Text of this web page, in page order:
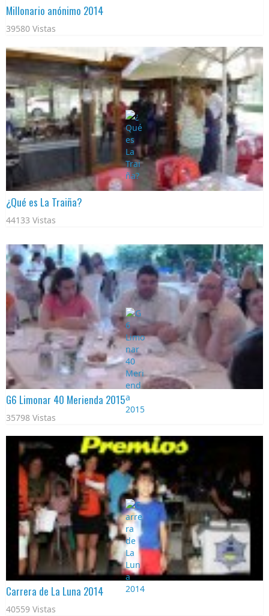
Millonario anónimo 2014
39580 Vistas
¿Qué es La Traiña?
44133 Vistas
G6 Limonar 40 Merienda 2015
35798 Vistas
Carrera de La Luna 2014
40559 Vistas